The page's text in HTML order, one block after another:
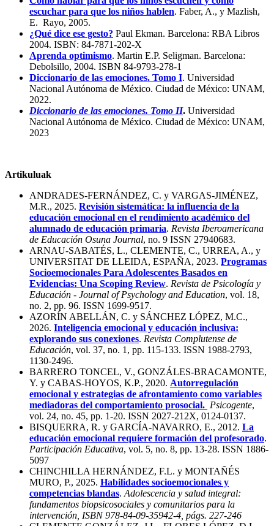
escuchar para que los niños hablen. Faber, A., y Mazlish,
E. Rayo, 2005.
¿Qué dice ese gesto? Paul Ekman. Barcelona: RBA Libros
2004. ISBN: 84-7871-202-X
Aprenda optimismo. Martin E.P. Seligman. Barcelona:
Debolsillo, 2004. ISBN 84-9793-278-1
Diccionario de las emociones. Tomo I. Universidad
Nacional Autónoma de México. Ciudad de México: UNAM,
2022.
Diccionario de las emociones. Tomo II. Universidad
Nacional Autónoma de México. Ciudad de México: UNAM,
2023
Artikuluak
ANDRADES-FERNÁNDEZ, C. y VARGAS-JIMÉNEZ,
M.R., 2025. Revisión sistemática: la influencia de la
educación emocional en el rendimiento académico del
alumnado de educación primaria. Revista Iberoamericana
de Educación Osuna Journal, no. 9 ISSN 27940683.
ARNAU-SABATÉS, L., CLEMENTE, C., URREA, A., y
UNIVERSITAT DE LLEIDA, ESPAÑA, 2023. Programas
Socioemocionales Para Adolescentes Basados en
Evidencias: Una Scoping Review. Revista de Psicología y
Educación - Journal of Psychology and Education, vol. 18,
no. 2, pp. 96. ISSN 1699-9517.
AZORÍN ABELLÁN, C. y SÁNCHEZ LÓPEZ, M.C.,
2026. Inteligencia emocional y educación inclusiva:
explorando sus conexiones. Revista Complutense de
Educación, vol. 37, no. 1, pp. 115-133. ISSN 1988-2793,
1130-2496.
BARRERO TONCEL, V., GONZÁLES-BRACAMONTE,
Y. y CABAS-HOYOS, K.P., 2020. Autorregulación
emocional y estrategias de afrontamiento como variables
mediadoras del comportamiento prosocial. Psicogente,
vol. 24, no. 45, pp. 1-20. ISSN 2027-212X, 0124-0137.
BISQUERRA, R. y GARCÍA-NAVARRO, E., 2012. La
educación emocional requiere formación del profesorado.
Participación Educativa, vol. 5, no. 8, pp. 13-28. ISSN 1886-
5097
CHINCHILLA HERNÁNDEZ, F.L. y MONTAÑÉS
MURO, P., 2025. Habilidades socioemocionales y
competencias blandas.Adolescencia y salud integral:
fundamentos biopsicosociales y comunitarios para la
intervención, ISBN 978-84-09-35942-4, págs. 227-246